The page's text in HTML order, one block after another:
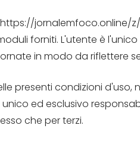
jornalemfoco.online/
forniti. L'utente è
in modo da riflettere
presenti condizioni
ed esclusivo
che per terzi.